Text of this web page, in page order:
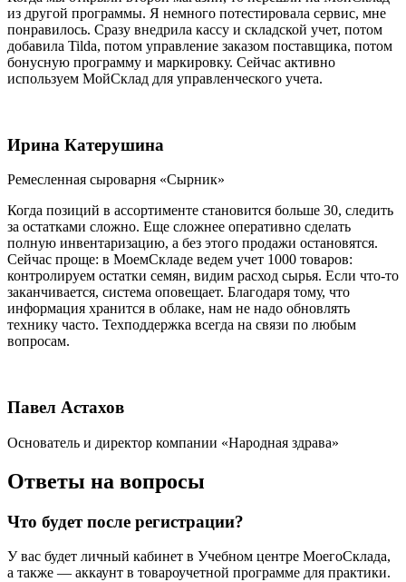
из другой программы. Я немного потестировала сервис, мне
понравилось. Сразу внедрила кассу и складской учет, потом
добавила Tilda, потом управление заказом поставщика, потом
бонусную программу и маркировку. Сейчас активно
используем МойСклад для управленческого учета.
Ирина Катерушина
Ремесленная сыроварня «Сырник»
Когда позиций в ассортименте становится больше 30, следить
за остатками сложно. Еще сложнее оперативно сделать
полную инвентаризацию, а без этого продажи остановятся.
Сейчас проще: в МоемСкладе ведем учет 1000 товаров:
контролируем остатки семян, видим расход сырья. Если что-то
заканчивается, система оповещает. Благодаря тому, что
информация хранится в облаке, нам не надо обновлять
технику часто. Техподдержка всегда на связи по любым
вопросам.
Павел Астахов
Основатель и директор компании «Народная здрава»
Ответы на вопросы
Что будет после регистрации?
У вас будет личный кабинет в Учебном центре МоегоСклада,
а также — аккаунт в товароучетной программе для практики.